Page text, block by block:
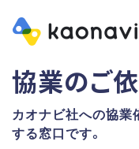
協業のご
カオナビ社への協業
する窓口です。